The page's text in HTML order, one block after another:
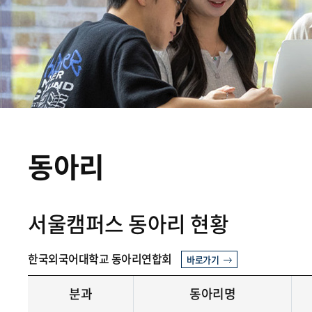
동아리
서울캠퍼스 동아리 현황
한국외국어대학교 동아리연합회 바로가기
분과 동아리명